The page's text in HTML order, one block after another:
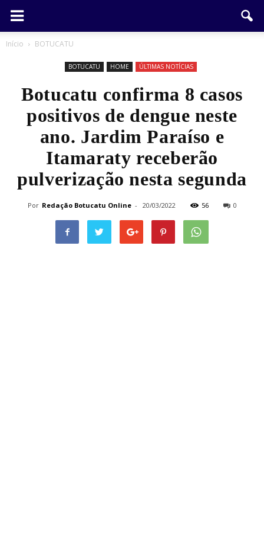
Início BOTUCATU
BOTUCATU HOME ÚLTIMAS NOTÍCIAS
Botucatu confirma 8 casos
positivos de dengue neste
ano. Jardim Paraíso e
Itamaraty receberão
pulverização nesta segunda
Por Redação Botucatu Online - 20/03/2022 56 0